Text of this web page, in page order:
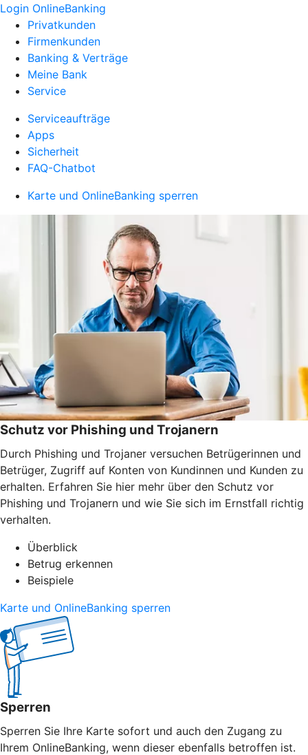
Login OnlineBanking
Privatkunden
Firmenkunden
Banking & Verträge
Meine Bank
Service
Serviceaufträge
Apps
Sicherheit
FAQ-Chatbot
Karte und OnlineBanking sperren
Schutz vor Phishing und Trojanern
Durch Phishing und Trojaner versuchen Betrügerinnen und
Betrüger, Zugriff auf Konten von Kundinnen und Kunden zu
erhalten. Erfahren Sie hier mehr über den Schutz vor
Phishing und Trojanern und wie Sie sich im Ernstfall richtig
verhalten.
Überblick
Betrug erkennen
Beispiele
Karte und OnlineBanking sperren
Sperren
Sperren Sie Ihre Karte sofort und auch den Zugang zu
Ihrem OnlineBanking, wenn dieser ebenfalls betroffen ist.